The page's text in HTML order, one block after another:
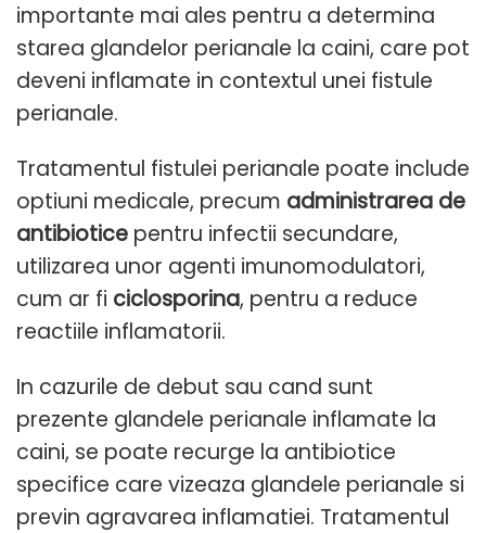
importante mai ales pentru a determina
starea glandelor perianale la caini, care pot
deveni inflamate in contextul unei fistule
perianale.
Tratamentul fistulei perianale poate include
optiuni medicale, precum administrarea de
antibiotice pentru infectii secundare,
utilizarea unor agenti imunomodulatori,
cum ar fi ciclosporina, pentru a reduce
reactiile inflamatorii.
In cazurile de debut sau cand sunt
prezente glandele perianale inflamate la
caini, se poate recurge la antibiotice
specifice care vizeaza glandele perianale si
previn agravarea inflamatiei. Tratamentul